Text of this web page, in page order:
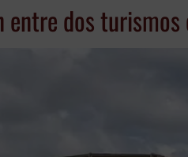
dos turismos